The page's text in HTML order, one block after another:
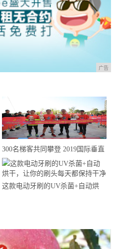
广告
300名梯客共同攀登 2019国际垂直
马拉松超级精英赛顺德海骏达中心
站欢乐开跑
这款电动牙刷的UV杀菌+自动烘